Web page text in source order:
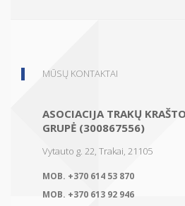
MŪSŲ KONTAKTAI
ASOCIACIJA TRAKŲ
GRUPĖ (300867556)
Vytauto g. 22, Trakai, 21105
MOB. +370 614 53 870
MOB. +370 613 92 946